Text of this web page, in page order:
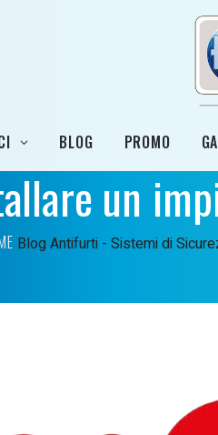
BLOG PROMO
un
BlogAntifurti - Sistemi di